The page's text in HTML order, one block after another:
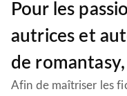
Pour les
autrices et
de
Afin de maîtriser les